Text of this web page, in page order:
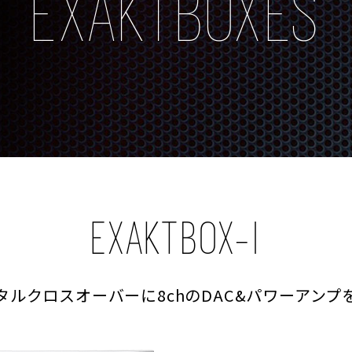
EXAKTBOXES
EXAKTBOX-I
ルクロスオーバーに8chのDAC&パワーアンプ